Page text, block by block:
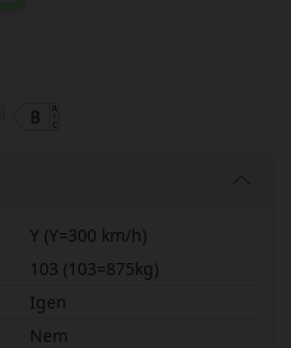
Y (Y=300 km/h)
103 (103=875kg)
Igen
Nem